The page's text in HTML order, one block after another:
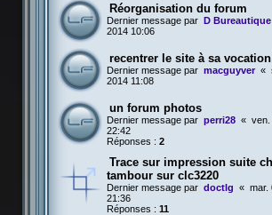
Réorganisation du forum
Dernier message par D Bureautique
2014 10:06
recentrer le site à sa
Dernier message par macguyver «
2014 11:08
un forum photos
Dernier message par perri28 « ven.
22:42
Réponses : 2
Trace sur impression suite
tambour sur clc3220
Dernier message par doctlg « mar.
21:36
Réponses : 11